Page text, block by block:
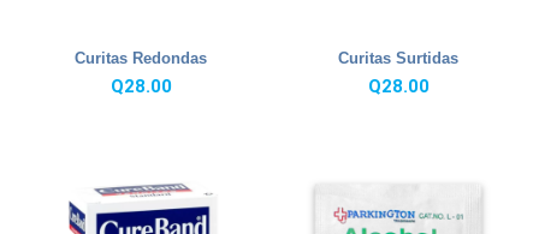
Curitas Redondas
Q28.00
Curitas Surtidas
Q28.00